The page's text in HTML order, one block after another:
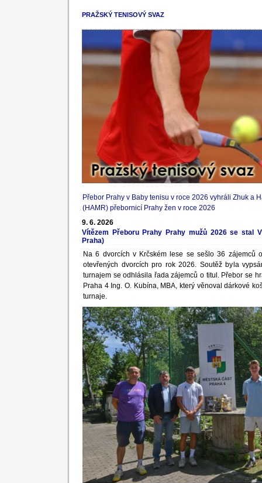
PRAŽSKÝ TENISOVÝ SVAZ
Přebor Prahy v Baby tenisu v roce 2026 vyhráli Zhuk a
(HAMR) přebornicí Prahy žen v roce 2026
9. 6. 2026
Vítězem Přeboru Prahy Prahy mužů 2026 se stal
Praha)
Na 6 dvorcích v Krčském lese se sešlo 36 zájemců
otevřených dvorcích pro rok 2026. Soutěž byla
turnajem se odhlásila řada zájemců o titul. Přebor se
Praha 4 Ing. O. Kubína, MBA, který věnoval dárkové
turnaje.